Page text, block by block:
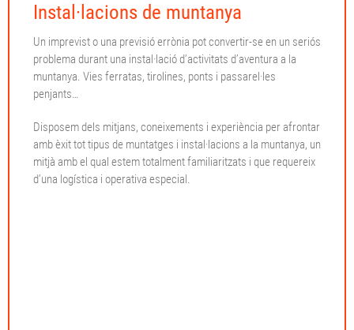
Instal·lacions de muntanya
Un imprevist o una previsió errònia pot convertir-se en un seriós
problema durant una instal·lació d’activitats d’aventura a la
muntanya. Vies ferratas, tirolines, ponts i passarel·les
penjants…
Disposem dels mitjans, coneixements i experiència per afrontar
amb èxit tot tipus de muntatges i instal·lacions a la muntanya, un
mitjà amb el qual estem totalment familiaritzats i que requereix
d’una logística i operativa especial.